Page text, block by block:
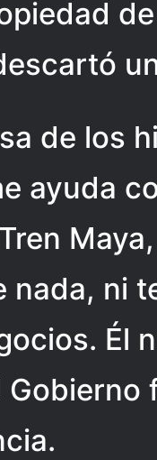
de los
ayuda
nada, ni
Él